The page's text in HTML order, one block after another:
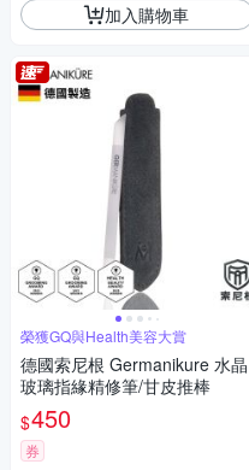
加入購物車
榮獲GQ與Health美容大賞
德國索尼根 Germanikure 水晶
玻璃指緣精修筆/甘皮推棒
$450
券